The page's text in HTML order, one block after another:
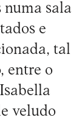
numa sala
e
tal
entre o
veludo